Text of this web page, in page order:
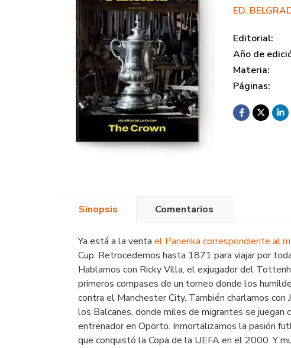
ED.
Editorial:
Año de
Materia:
Páginas:
Sinopsis Comentarios
Ya está a la venta el Panenka correspondiente al
Cup. Retrocedemos hasta 1871 para viajar por
Hablamos con Ricky Villa, el exjugador del
primeros compases de un torneo donde los
contra el Manchester City. También charlamos
los Balcanes, donde miles de migrantes se
entrenador en Oporto. Inmortalizamos la pasión
que conquistó la Copa de la UEFA en el 2000. Y